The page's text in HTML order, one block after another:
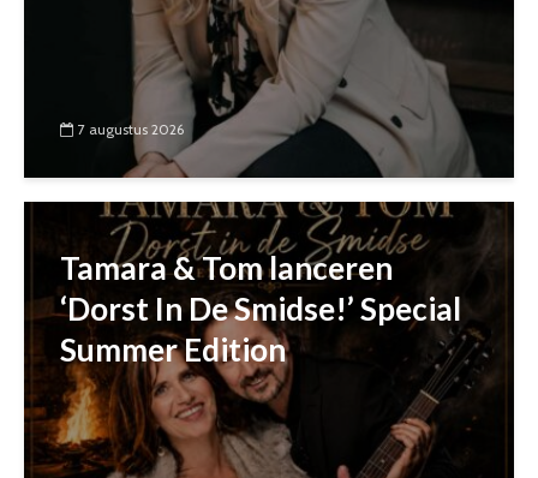
7 augustus 2026
Tamara & Tom lanceren
‘Dorst In De Smidse!’ Special
Summer Edition